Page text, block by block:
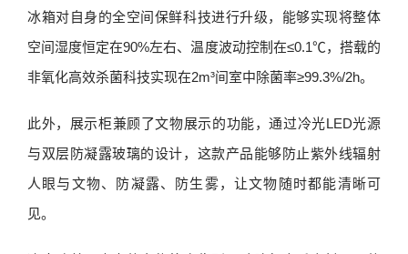
冰箱对自身的全空间保鲜科技进行升级，能够实现将整体
空间湿度恒定在90%左右、温度波动控制在≤0.1℃，搭载的
非氧化高效杀菌科技实现在2m³间室中除菌率≥99.3%/2h。
此外，展示柜兼顾了文物展示的功能，通过冷光LED光源
与双层防凝露玻璃的设计，这款产品能够防止紫外线辐射
人眼与文物、防凝露、防生雾，让文物随时都能清晰可
见。